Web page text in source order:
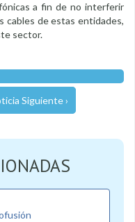
a fin de no interferir
cables de estas entidades,
sector.
Siguiente ›